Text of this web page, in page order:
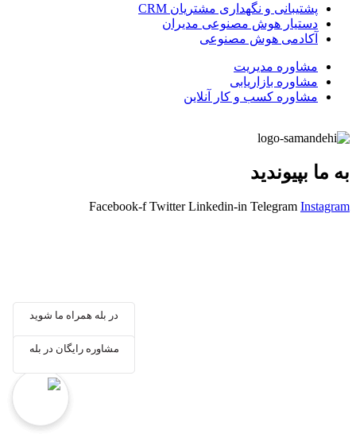
پشتیبانی و نگهداری مشتریان CRM
دستیار هوش مصنوعی مدیران
آکادمی هوش مصنوعی
مشاوره مدیریت
مشاوره بازاریابی
مشاوره کسب و کار آنلاین
به ما بپیوندید
Facebook-f Twitter Linkedin-in Telegram Instagram
در بله همراه ما شوید
در بله همراه ما شوید
مشاوره رایگان در بله
مشاوره رایگان در بله